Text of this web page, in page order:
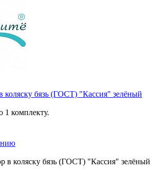
коляску бязь (ГОСТ) "Кассия" зелёный
1 комплекту.